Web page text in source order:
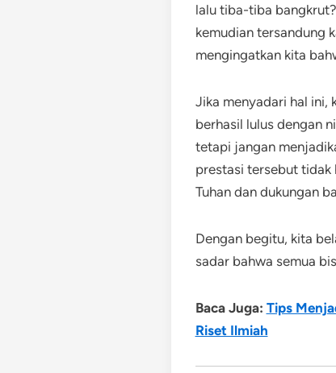
lalu tiba-tiba
kemudian tersandung
mengingatkan kita
Jika menyadari hal ini,
berhasil lulus dengan
tetapi jangan
prestasi tersebut tidak
Tuhan dan dukungan
Dengan begitu, kita
sadar bahwa semua
Baca Juga: Tips
Riset Ilmiah